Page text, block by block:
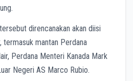
direncanakan akan diisi
mantan Perdana
Perdana Menteri Kanada Mark
Negeri AS Marco Rubio.